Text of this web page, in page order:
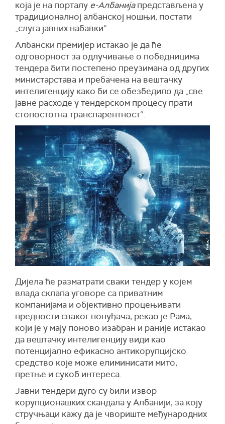
која је на порталу е-Албанијапредстављена у
традиционалној албанској ношњи, постати
„слуга јавних набавки“.
Албански премијер истакао је да ће
одговорност за одлучивање о победницима
тендера бити постепено преузимана оддругих
министарстава и пребачена на вештачку
интелигенцију како би се обезбедило да „све
јавне расходе у тендерском процесу прати
стопостотнатранспарентност“.
Дијелаће разматрати сваки тендер у којем
влада склапа уговоре са приватним
компанијама и објективно процењивати
предности сваког понуђача, рекао је Рама,
који је у мају поново изабран и раније истакао
да вештачку интелигенцију види као
потенцијално ефикасно антикорупцијско
средство које може елиминисати мито,
претње и сукоб интереса.
Јавни тендери дуго су били извор
корупционашких скандала у Албанији, за коју
стручњаци кажу да је чвориште међународних